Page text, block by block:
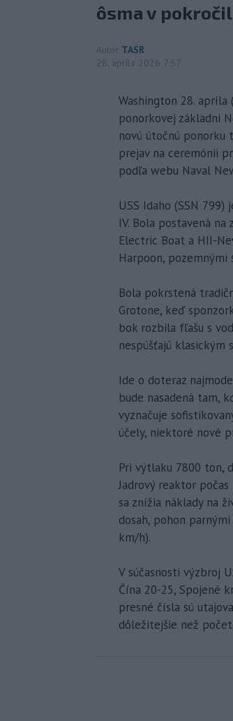
ôsma v
Autor TASR
28. apríla 2026 7:57
Washington 28.
ponorkovej základni
novú útočnú ponorku
prejav na ceremónii
podľa webu Naval
USS Idaho (SSN
IV. Bola postavená
Electric Boat a HII-
Harpoon,
Bola pokrstená
Grotone, keď
bok rozbila fľašu s
nespúšťajú klasickým
Ide o doteraz
bude nasadená tam,
vyznačuje
účely, niektoré nové
Pri výtlaku 7800 ton,
Jadrový reaktor
sa znížia náklady na
dosah, pohon
km/h).
V súčasnosti výzbroj
Čína 20-25, Spojené
presné čísla sú
dôležitejšie než počet.